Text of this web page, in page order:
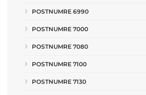
POSTNUMRE 6990
POSTNUMRE 7000
POSTNUMRE 7080
POSTNUMRE 7100
POSTNUMRE 7130